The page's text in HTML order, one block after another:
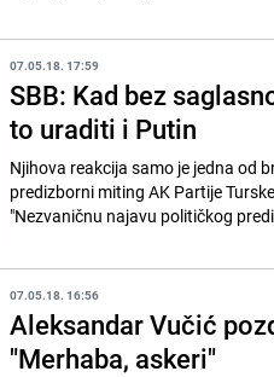
07.05.18. 17:59
SBB: Kad bez
to uraditi i Putin
Njihova reakcija samo je jedna od
predizborni miting AK Partije
"Nezvaničnu najavu političkog
07.05.18. 16:56
Aleksandar Vučić
"Merhaba, askeri"